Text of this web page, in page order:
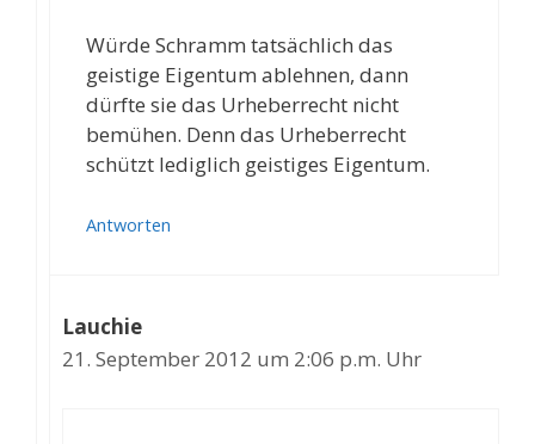
Würde Schramm tatsächlich das
geistige Eigentum ablehnen, dann
dürfte sie das Urheberrecht nicht
bemühen. Denn das Urheberrecht
schützt lediglich geistiges Eigentum.
Antworten
Lauchie
21. September 2012 um 2:06 p.m. Uhr